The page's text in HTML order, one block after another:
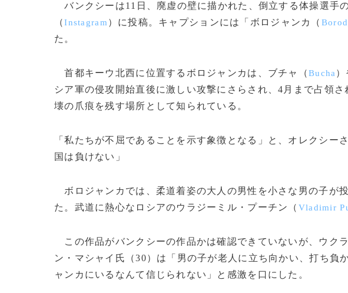
バンクシーは11日、廃虚の壁に描かれた、倒立する体操選手
（Instagram ）に投稿。キャプションには「ボロジャンカ（
た。
首都キーウ北西に位置するボロジャンカは、ブチャ（Bucha
シア軍の侵攻開始直後に激しい攻撃にさらされ、4月まで占領
壊の爪痕を残す場所として知られている。
「私たちが不屈であることを示す象徴となる」と、オレクシー
国は負けない」
ボロジャンカでは、柔道着姿の大人の男性を小さな男の子が
た。武道に熱心なロシアのウラジーミル・プーチン（ Vladimir
この作品がバンクシーの作品かは確認できていないが、ウク
ン・マシャイ氏（30）は「男の子が老人に立ち向かい、打ち負
ャンカにいるなんて信じられない」と感激を口にした。